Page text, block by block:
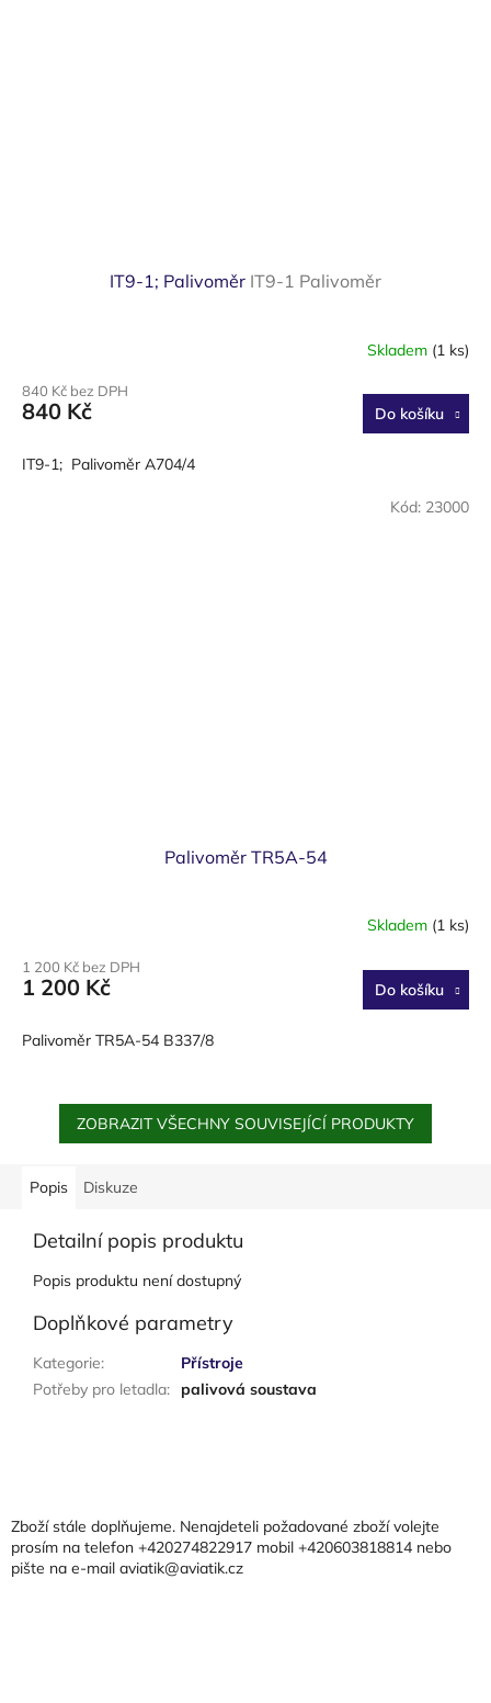
IT9-1; Palivoměr IT9-1 Palivoměr
Skladem (1 ks)
840 Kč bez DPH
840 Kč Do košíku
IT9-1; Palivoměr A704/4
Palivoměr TR5A-54
Skladem (1 ks)
1 200 Kč bez DPH
1 200 Kč Do košíku
Palivoměr TR5A-54 B337/8
Kód: 23000
ZOBRAZIT VŠECHNY SOUVISEJÍCÍ PRODUKTY
Popis Diskuze
Detailní popis produktu
Popis produktu není dostupný
Doplňkové parametry
Kategorie:
Přístroje
Potřeby pro letadla: palivová soustava
aZboží stále doplňujeme. Nenajdeteli požadované zboží volejte
prosím na telefon +420274822917 mobil +420603818814 nebo
pište na e-mail aviatik@aviatik.cz